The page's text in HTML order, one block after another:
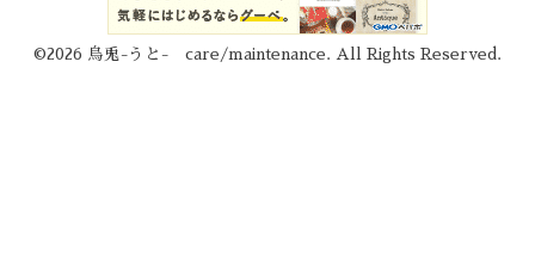
©2026 烏兎-うと- care/maintenance . All Rights Reserved.